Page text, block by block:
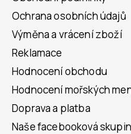
Ochrana osobních údajů
Výměna a vrácení zboží
Reklamace
Hodnocení obchodu
Hodnocení mořských
Doprava a platba
Naše facebooková